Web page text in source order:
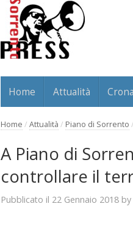
Home Attualità
Home / Attualità / Piano di Sorrento /
A Piano di
controllare il
Pubblicato il 22 Gennaio 2018 by